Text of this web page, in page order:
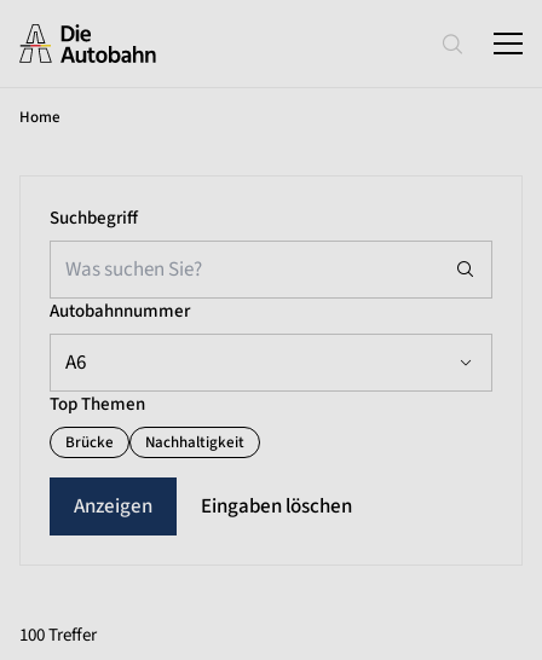
Home
Suchbegriff
Autobahnnummer
A6
Top Themen
Brücke Nachhaltigkeit
Eingaben löschen
100 Treffer